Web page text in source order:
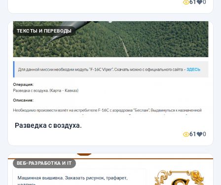
61 0
ТЕКСТЫ И ПЕРЕВОДЫ
Разведка с воздуха.
61 0
ВЕБ-РАЗРАБОТКА И IT